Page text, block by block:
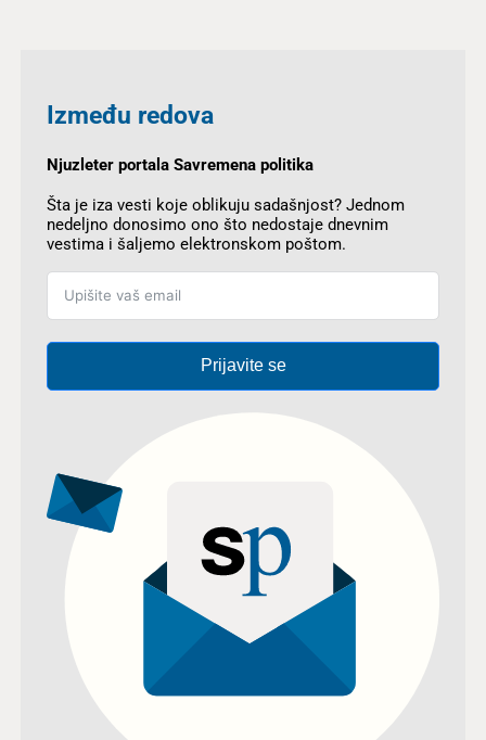
Između redova
Njuzleter portala Savremena politika
Šta je iza vesti koje oblikuju sadašnjost? Jednom
nedeljno donosimo ono što nedostaje dnevnim
vestima i šaljemo elektronskom poštom.
Prijavite se